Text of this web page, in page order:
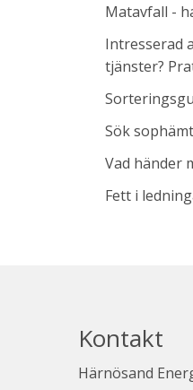
Matavfall -
Intresserad
tjänster?
Sök
Vad händer
Fett i
Kontakt
Härnösand